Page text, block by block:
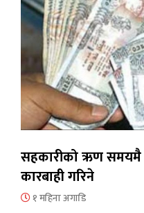
सहकारीको ऋण समयमै
कारबाही गरिने
१ महिना अगाडि